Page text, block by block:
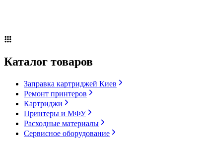
Каталог товаров
Заправка картриджей Киев
Ремонт принтеров
Картриджи
Принтеры и МФУ
Расходные материалы
Сервисное оборудование